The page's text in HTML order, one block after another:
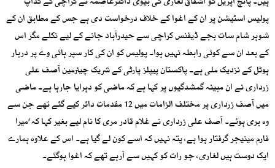
پولیس اسٹیشن پر ان کے اغوا کے خلاف درخواست دی ہے جس کے مطابق ان کے
شوہر شام سات بجے ڈیفنس کراچی سے حیدرآباد جانے کے لیے نکلے مگر اس
کے بعد ان سے کوئی رابطہ نہیں ہوا۔ پولیس کو ان کی کار سپر ہائی وے پر دربار
ہوٹل کے نزدیک ملی ہے۔ پاکستان پیپلز پارٹی کے شریک چیئرمین آصف علی
زرداری نے ان مبینہ گمشدگیوں پر کہا ہے کہ ماضی کو دہرایا جارہا ہے۔ ماضی
میں آصف زرداری پر مختلف الزامات میں 12 مقدمات دائر کیے گئے تھے جن سے
وہ بری ہوئے۔ آصف علی زرداری نے غلام قادر مری کا نام لیے بغیر کہا کہ ‘میرا
فارم مینیجر گرفتار ہوا ہے، پتہ نہیں کہ اسے کون لے گیا ہے۔ اس کے علاوہ ہمارے
ایک دوست ہیں لغاری، جو رات کو کہیں سے آرہے تھے کہ اغوا ہوگئے۔